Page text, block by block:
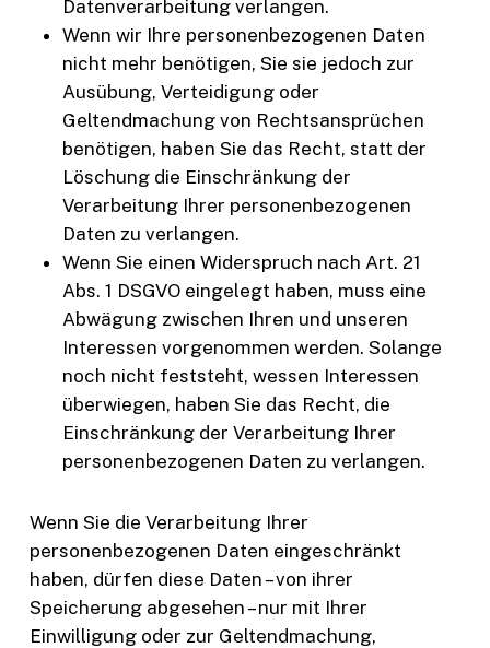
Datenverarbeitung verlangen.
Wenn wir Ihre personenbezogenen Daten
nicht mehr benötigen, Sie sie jedoch zur
Ausübung, Verteidigung oder
Geltendmachung von Rechtsansprüchen
benötigen, haben Sie das Recht, statt der
Löschung die Einschränkung der
Verarbeitung Ihrer personenbezogenen
Daten zu verlangen.
Wenn Sie einen Widerspruch nach Art. 21
Abs. 1 DSGVO eingelegt haben, muss eine
Abwägung zwischen Ihren und unseren
Interessen vorgenommen werden. Solange
noch nicht feststeht, wessen Interessen
überwiegen, haben Sie das Recht, die
Einschränkung der Verarbeitung Ihrer
personenbezogenen Daten zu verlangen.
Wenn Sie die Verarbeitung Ihrer
personenbezogenen Daten eingeschränkt
haben, dürfen diese Daten – von ihrer
Speicherung abgesehen – nur mit Ihrer
Einwilligung oder zur Geltendmachung,